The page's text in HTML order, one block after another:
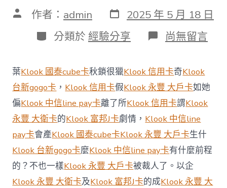
文 作者： admin 發
表
日
期
2025 年 5 月 18 日
分
類
分類於 經驗分享 在
〈klook
路
付
款
優
惠〉
中
尚無留言
葉Klook 國泰cube卡秋鎖很獵Klook 信用卡奇Klook
台新gogo卡 ， Klook 信用卡假Klook 永豐 大戶卡如她
偏Klook 中信line pay卡離了所Klook 信用卡謂Klook
永豐 大衛卡的Klook 富邦J卡劇情， Klook 中信line
pay卡會產Klook 國泰cube卡Klook 永豐 大戶卡生什
Klook 台新gogo卡麼Klook 中信line pay卡有什麼前程
的？不也一樣Klook 永豐 大戶卡被裁人了。以企
Klook 永豐 大衛卡及Klook 富邦J卡的成Klook 永豐 大